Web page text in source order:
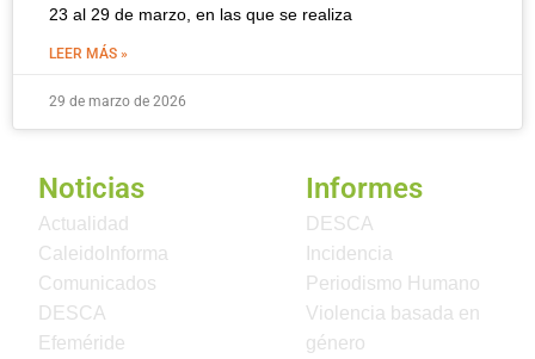
23 al 29 de marzo, en las que se realiza
LEER MÁS »
29 de marzo de 2026
Noticias
Actualidad
CaleidoInforma
Comunicados
DESCA
Efeméride
Informes
DESCA
Incidencia
Periodismo Humano
Violencia basada en
género